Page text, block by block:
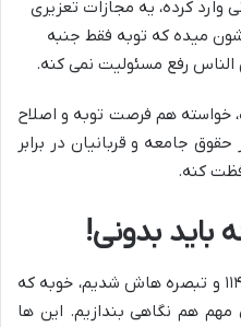
وارد کرده، یه مجازات تعزیری
میده که توبه فقط جنبه
رفع مسئولیت نمی کنه.
خواسته هم فرصت توبه و اصلاح
جامعه و قربانیان در برابر
کنه.
باید بدونی!
حالا که حسابی وارد جزئیات ماده ۱۱۴ و تبصره هاش شدیم، خوبه که
هم نگاهی بندازیم. این ها